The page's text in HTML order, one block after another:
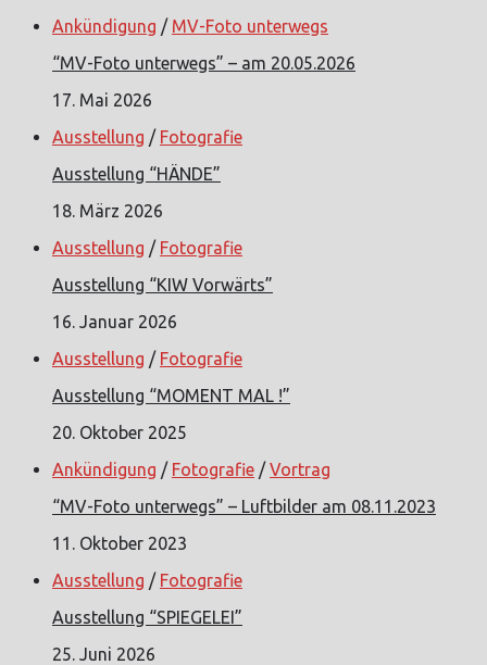
Ankündigung / MV-Foto unterwegs
“MV-Foto unterwegs” – am 20.05.2026
17. Mai 2026
Ausstellung / Fotografie
Ausstellung “HÄNDE”
18. März 2026
Ausstellung / Fotografie
Ausstellung “KIW Vorwärts”
16. Januar 2026
Ausstellung / Fotografie
Ausstellung “MOMENT MAL !”
20. Oktober 2025
Ankündigung / Fotografie /Vortrag
“MV-Foto unterwegs” – Luftbilder am 08.11.2023
11. Oktober 2023
Ausstellung / Fotografie
Ausstellung “SPIEGELEI”
25. Juni 2026